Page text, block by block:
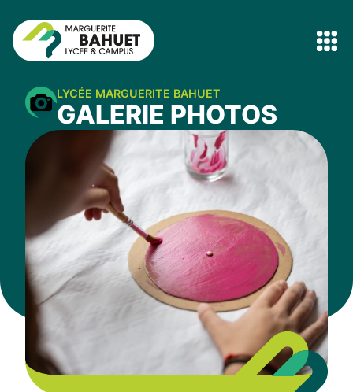
LYCÉE MARGUERITE BAHUET
GALERIE PHOTOS